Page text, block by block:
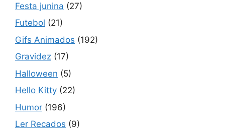
Festa junina (27)
Futebol (21)
Gifs Animados (192)
Gravidez (17)
Halloween (5)
Hello Kitty (22)
Humor (196)
Ler Recados (9)